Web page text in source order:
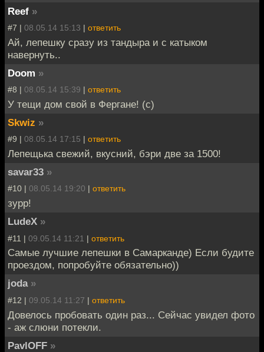
Reef »
#7 | 08.05.14 15:13 | ответить
Ай, лепешку сразу из тандыра и с катыком
навернуть..
Doom »
#8 | 08.05.14 15:39 | ответить
У тещи дом свой в Фергане! (с)
Skwiz »
#9 | 08.05.14 17:15 | ответить
Лепещька свежий, вкусний, бэри две за 1500!
savar33 »
#10 | 08.05.14 19:20 | ответить
зурр!
LudeX »
#11 | 09.05.14 11:21 | ответить
Самые лучшие лепешки в Самарканде) Если будите
проездом, попробуйте обязательно))
joda »
#12 | 09.05.14 11:27 | ответить
Довелось пробовать один раз... Сейчас увидел фото
- аж слюни потекли.
PavlOFF »